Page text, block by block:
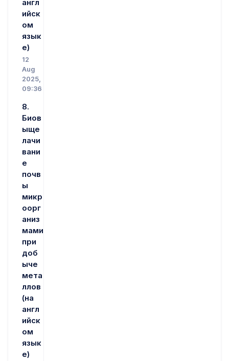
англ
ийск
ом
язык
е)
12
Aug
2025,
09:36
8.
Биов
ыще
лачи
вани
е
почв
ы
микр
оорг
аниз
мами
при
доб
ыче
мета
ллов
(на
англ
ийск
ом
язык
е)